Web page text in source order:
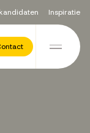
Inspiratie